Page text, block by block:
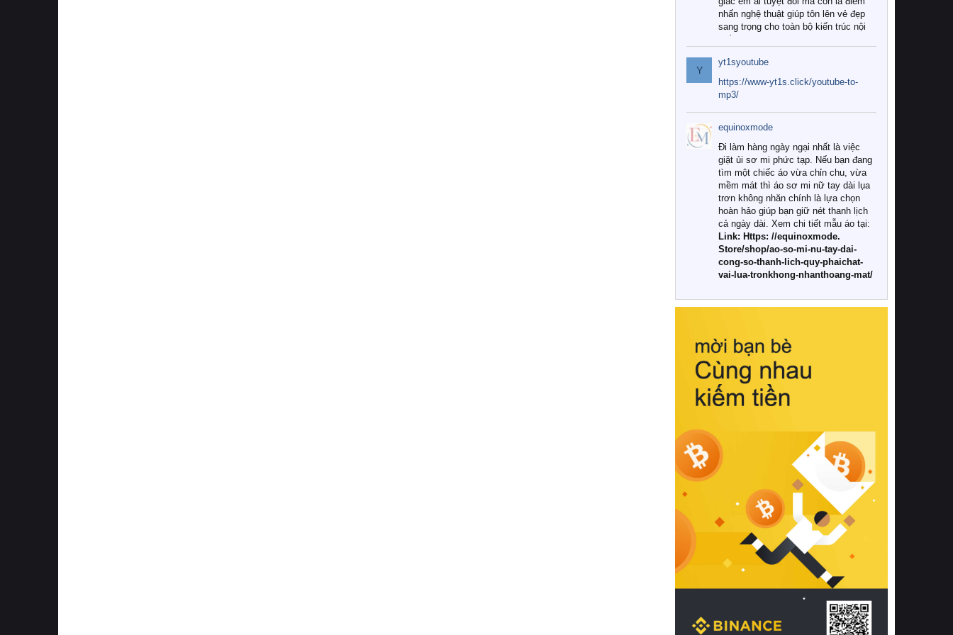
nhấn nghệ thuật giúp tôn lên vẻ đẹp
sang trọng cho toàn bộ kiến trúc nội
Tuy nhiên, giữa thị trường đa dạng
với vô vàn thương hiệu và mẫu mã
như hiện nay, làm thế nào để chọn
được những bộ chăn ga gối đệm cao
cấp thực sự chất lượng, phù hợp với
khí hậu và nhu cầu sử dụng của gia
đình? Hãy cùng chúng tôi đi tìm lời
giải đáp chi tiết qua bài viết dưới đây.
1. Tại sao các gia đình hiện đại lại ưa
chuộng chăn ga gối đệm cao cấp?
Khác với các dòng sản phẩm thông
thường, những bộ chăn ga gối đệm
cao cấp trải qua quy trình sản xuất
nghiêm ngặt từ khâu chọn lọc nguyên
liệu tự nhiên đến công nghệ dệt
nhuộm hiện đại không chứa hóa chất
này, bạn sẽ cảm nhận rõ rệt sự khác
hồi chuẩn xác của phần đệm nâng đỡ
cột sống.
Bên cạnh đó, việc lựa chọn các dòng
sản phẩm đạt chuẩn chất lượng quốc
tế còn giúp ngăn ngừa tình trạng kích
khuẩn và nấm mốc trong điều kiện
thời tiết nóng ẩm. Bạn có thể tìm hiểu
thêm các nghiên cứu khoa học về tác
động của giấc ngủ và môi trường
phòng ngủ đối với sức khỏe con
người tại Sleep Foundation (External
Link) để có cái nhìn toàn diện hơn.
2. Các tiêu chí vàng khi lựa chọn
chăn ga gối đệm cao cấp cho phòng
ngủ
Để sở hữu một bộ chăn ga gối đệm
cao cấp hoàn hảo cả về thẩm mỹ lẫn
công năng, người tiêu dùng cần cân
nhắc kỹ lưỡng các tiêu chí quan trọng
Y
yt1syoutube
https://www-yt1s.click/youtube-to-
mp3/
equinoxmode
Đi làm hàng ngày ngại nhất là việc
giặt ủi sơ mi phức tạp. Nếu bạn đang
tìm một chiếc áo vừa chỉn chu, vừa
mềm mát thì áo sơ mi nữ tay dài lụa
trơn không nhăn chính là lựa chọn
hoàn hảo giúp bạn giữ nét thanh lịch
cả ngày dài. Xem chi tiết mẫu áo tại:
Link: Https: //equinoxmode.
Store/shop/ao-so-mi-nu-tay-dai-
cong-so-thanh-lich-quy-phaichat-
vai-lua-tronkhong-nhanthoang-mat/